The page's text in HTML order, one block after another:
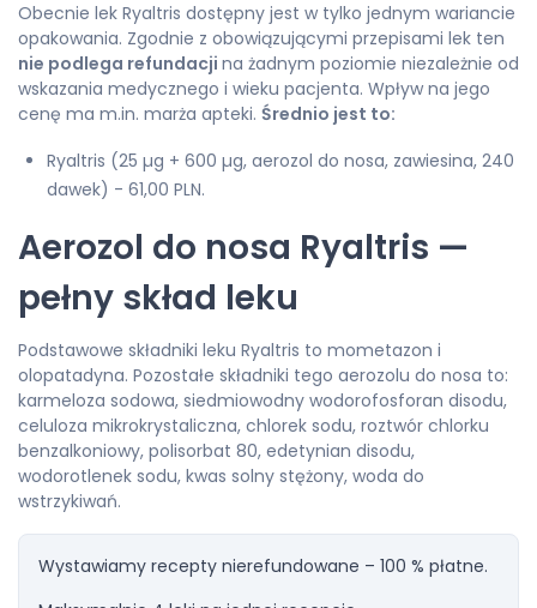
Obecnie lek Ryaltris dostępny jest w tylko jednym wariancie
opakowania. Zgodnie z obowiązującymi przepisami lek ten
nie podlega refundacji na żadnym poziomie niezależnie od
wskazania medycznego i wieku pacjenta. Wpływ na jego
cenę ma m.in. marża apteki. Średnio jest to:
Ryaltris (25 µg + 600 µg, aerozol do nosa, zawiesina, 240
dawek) - 61,00 PLN.
Aerozol do nosa Ryaltris —
pełny skład leku
Podstawowe składniki leku Ryaltris to mometazon i
olopatadyna. Pozostałe składniki tego aerozolu do nosa to:
karmeloza sodowa, siedmiowodny wodorofosforan disodu,
celuloza mikrokrystaliczna, chlorek sodu, roztwór chlorku
benzalkoniowy, polisorbat 80, edetynian disodu,
wodorotlenek sodu, kwas solny stężony, woda do
wstrzykiwań.
Wystawiamy recepty nierefundowane – 100 % płatne.